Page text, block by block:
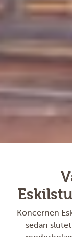
Koncernen
sedan